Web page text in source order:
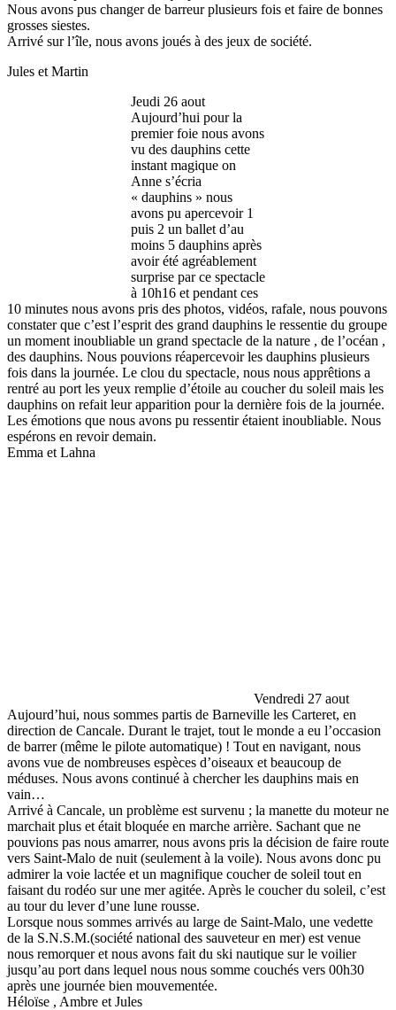
Nous avons pus changer de barreur plusieurs fois et faire de bonnes
grosses siestes.
Arrivé sur l’île, nous avons joués à des jeux de société.
Jules et Martin
Jeudi 26 aout
Aujourd’hui pour la
premier foie nous avons
vu des dauphins cette
instant magique on
Anne s’écria
« dauphins » nous
avons pu apercevoir 1
puis 2 un ballet d’au
moins 5 dauphins après
avoir été agréablement
surprise par ce spectacle
à 10h16 et pendant ces
10 minutes nous avons pris des photos, vidéos, rafale, nous pouvons
constater que c’est l’esprit des grand dauphins le ressentie du groupe
un moment inoubliable un grand spectacle de la nature , de l’océan ,
des dauphins. Nous pouvions réapercevoir les dauphins plusieurs
fois dans la journée. Le clou du spectacle, nous nous apprêtions a
rentré au port les yeux remplie d’étoile au coucher du soleil mais les
dauphins on refait leur apparition pour la dernière fois de la journée.
Les émotions que nous avons pu ressentir étaient inoubliable. Nous
espérons en revoir demain.
Emma et Lahna
Vendredi 27 aout
Aujourd’hui, nous sommes partis de Barneville les Carteret, en
direction de Cancale. Durant le trajet, tout le monde a eu l’occasion
de barrer (même le pilote automatique) ! Tout en navigant, nous
avons vue de nombreuses espèces d’oiseaux et beaucoup de
méduses. Nous avons continué à chercher les dauphins mais en
vain…
Arrivé à Cancale, un problème est survenu ; la manette du moteur ne
marchait plus et était bloquée en marche arrière. Sachant que ne
pouvions pas nous amarrer, nous avons pris la décision de faire route
vers Saint-Malo de nuit (seulement à la voile). Nous avons donc pu
admirer la voie lactée et un magnifique coucher de soleil tout en
faisant du rodéo sur une mer agitée. Après le coucher du soleil, c’est
au tour du lever d’une lune rousse.
Lorsque nous sommes arrivés au large de Saint-Malo, une vedette
de la S.N.S.M.(société national des sauveteur en mer) est venue
nous remorquer et nous avons fait du ski nautique sur le voilier
jusqu’au port dans lequel nous nous somme couchés vers 00h30
après une journée bien mouvementée.
Héloïse , Ambre et Jules